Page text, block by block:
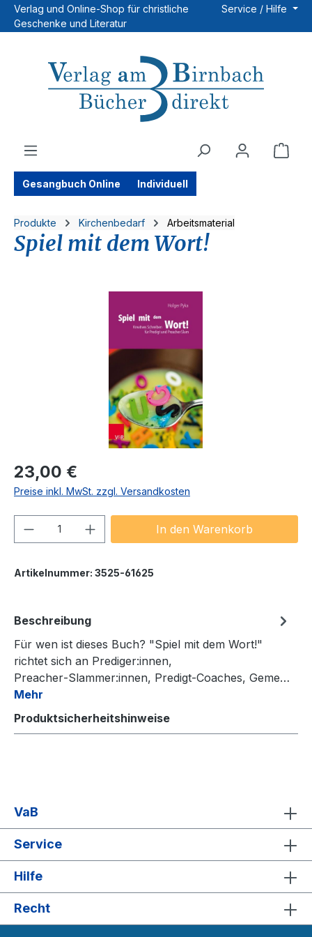
Zum Hauptinhalt springen
Verlag und Online-Shop für christliche
Geschenke und Literatur
Service / Hilfe
Gesangbuch Online Individuell
Produkte Kirchenbedarf Arbeitsmaterial
Spiel mit dem Wort!
Regulärer Preis:
23,00 €
Preise inkl. MwSt. zzgl. Versandkosten
Produkt Anzahl: Gib denIn den Warenkorb
Artikelnummer: 3525-61625
Beschreibung
Für wen ist dieses Buch? "Spiel mit dem Wort!"
richtet sich an Prediger:innen,
Preacher‑Slammer:innen, Predigt‑Coaches, Geme…
Mehr
Produktsicherheitshinweise
VaB
Service
Hilfe
Recht